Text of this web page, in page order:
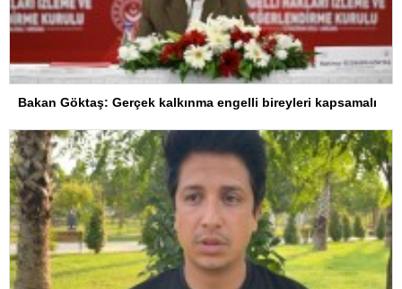
Bakan Göktaş: Gerçek kalkınma engelli bireyleri kapsamalı